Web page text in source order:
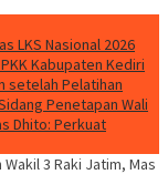
LKS Nasional 2026
Kabupaten Kediri
setelah Pelatihan
Penetapan Wali
Dhito: Perkuat
3 Raki Jatim, Mas